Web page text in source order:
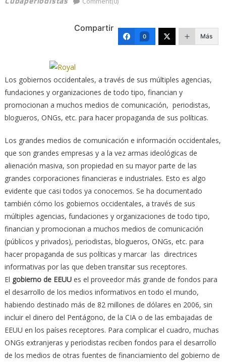
Compartir
0 Más
Los gobiernos occidentales, a través de sus múltiples agencias,
fundaciones y organizaciones de todo tipo, financian y
promocionan a muchos medios de comunicación, periodistas,
blogueros, ONGs, etc. para hacer propaganda de sus políticas.
Los grandes medios de comunicación e información occidentales,
que son grandes empresas y a la vez armas ideológicas de
alienación masiva, son propiedad en su mayor parte de las
grandes corporaciones financieras e industriales. Esto es algo
evidente que casi todos ya conocemos. Se ha documentado
también cómo los gobiernos occidentales, a través de sus
múltiples agencias, fundaciones y organizaciones de todo tipo,
financian y promocionan a muchos medios de comunicación
(públicos y privados), periodistas, blogueros, ONGs, etc. para
hacer propaganda de sus políticas y marcar las directrices
informativas por las que deben transitar sus receptores.
El gobierno de EEUU es el proveedor más grande de fondos para
el desarrollo de los medios informativos en todo el mundo,
habiendo destinado más de 82 millones de dólares en 2006, sin
incluir el dinero del Pentágono, de la CIA o de las embajadas de
EEUU en los países receptores. Para complicar el cuadro, muchas
ONGs extranjeras y periodistas reciben fondos para el desarrollo
de los medios de otras fuentes de financiamiento del gobierno de